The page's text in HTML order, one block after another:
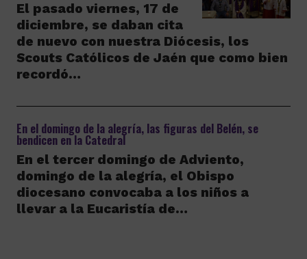
El pasado viernes, 17 de
diciembre, se daban cita
de nuevo con nuestra Diócesis, los
Scouts Católicos de Jaén que como bien
recordó…
En el domingo de la alegría, las figuras del Belén, se
bendicen en la Catedral
En el tercer domingo de Adviento,
domingo de la alegría, el Obispo
diocesano convocaba a los niños a
llevar a la Eucaristía de…